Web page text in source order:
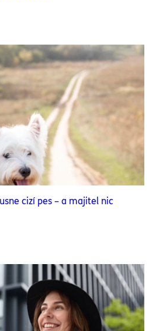
cizí pes – a majitel nic